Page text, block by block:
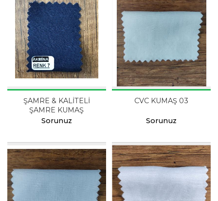
ŞAMRE & KALİTELİ
ŞAMRE KUMAŞ
Sorunuz
CVC KUMAŞ 03
Sorunuz